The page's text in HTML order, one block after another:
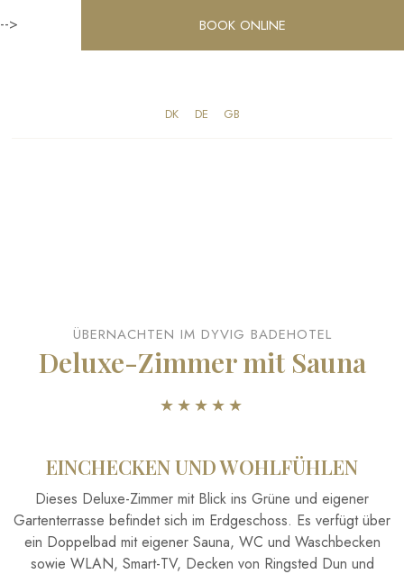
--> BOOK ONLINE
DK​ ​DE ​GB
ÜBERNACHTEN IM DYVIG BADEHOTEL
Deluxe-Zimmer mit Sauna
​★★★★​★
EINCHECKEN UND WOHLFÜHLEN
Dieses Deluxe-Zimmer mit Blick ins Grüne und eigener
Gartenterrasse befindet sich im Erdgeschoss. Es verfügt über
ein Doppelbad mit eigener Sauna, WC und Waschbecken
sowie WLAN, Smart-TV, Decken von Ringsted Dun und